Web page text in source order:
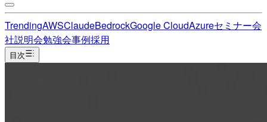
TrendingAWSClaudeBedrockGoogle CloudAzureセミナー会
社説明会勉強会事例採用
目次